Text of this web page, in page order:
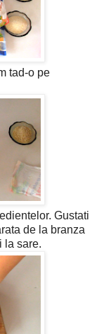
tad-o pe
Gustati
de la branza
la sare.